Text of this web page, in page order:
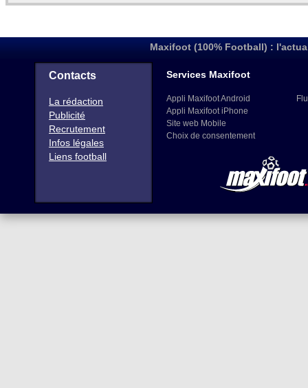
Maxifoot (100% Football) :
Contacts
La rédaction
Publicité
Recrutement
Infos légales
Liens football
Services Maxifoot
Appli Maxifoot Android
Appli Maxifoot iPhone
Site web Mobile
Choix de consentement